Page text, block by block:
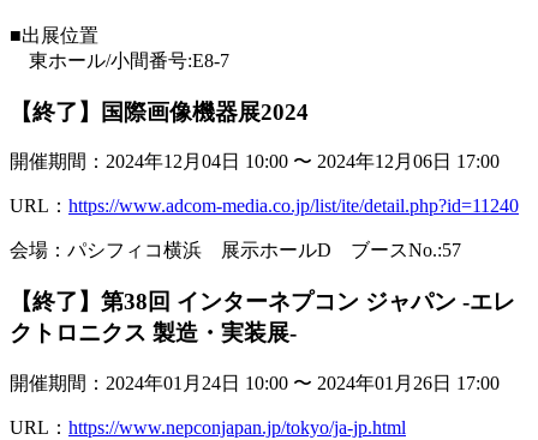
■出展位置
東ホール/小間番号:E8-7
【終了】国際画像機器展2024
開催期間：2024年12月04日 10:00 〜 2024年12月06日 17:00
URL： https://www.adcom-media.co.jp/list/ite/detail.php?id=11240
会場：パシフィコ横浜 展示ホールD ブースNo.:57
【終了】第38回 インターネプコン ジャパン -エレ
クトロニクス 製造・実装展-
開催期間：2024年01月24日 10:00 〜 2024年01月26日 17:00
URL： https://www.nepconjapan.jp/tokyo/ja-jp.html